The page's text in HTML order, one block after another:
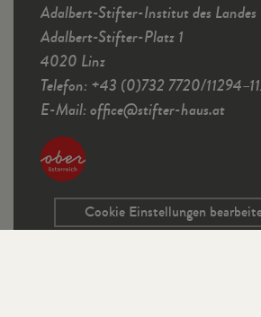
Adalbert-Stifter-Institut des Landes
Adalbert-Stifter-Platz 1
4020 Linz
Telefon: +43 (0)732 7720/
E-Mail:office@stifter-haus.at
Cookie Einstellungen